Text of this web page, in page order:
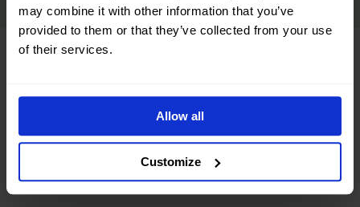
may combine it with other information that you’ve
provided to them or that they’ve collected from your use
of their services.
Allow all
Customize
Turistinformasjon